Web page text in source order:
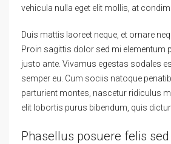
vehicula nulla eget elit mollis, at
Duis mattis laoreet neque, et ornare
Proin sagittis dolor sed mi elementum
justo ante. Vivamus egestas sodales
semper eu. Cum sociis natoque
parturient montes, nascetur ridiculus
elit lobortis purus bibendum, quis
Phasellus posuere felis